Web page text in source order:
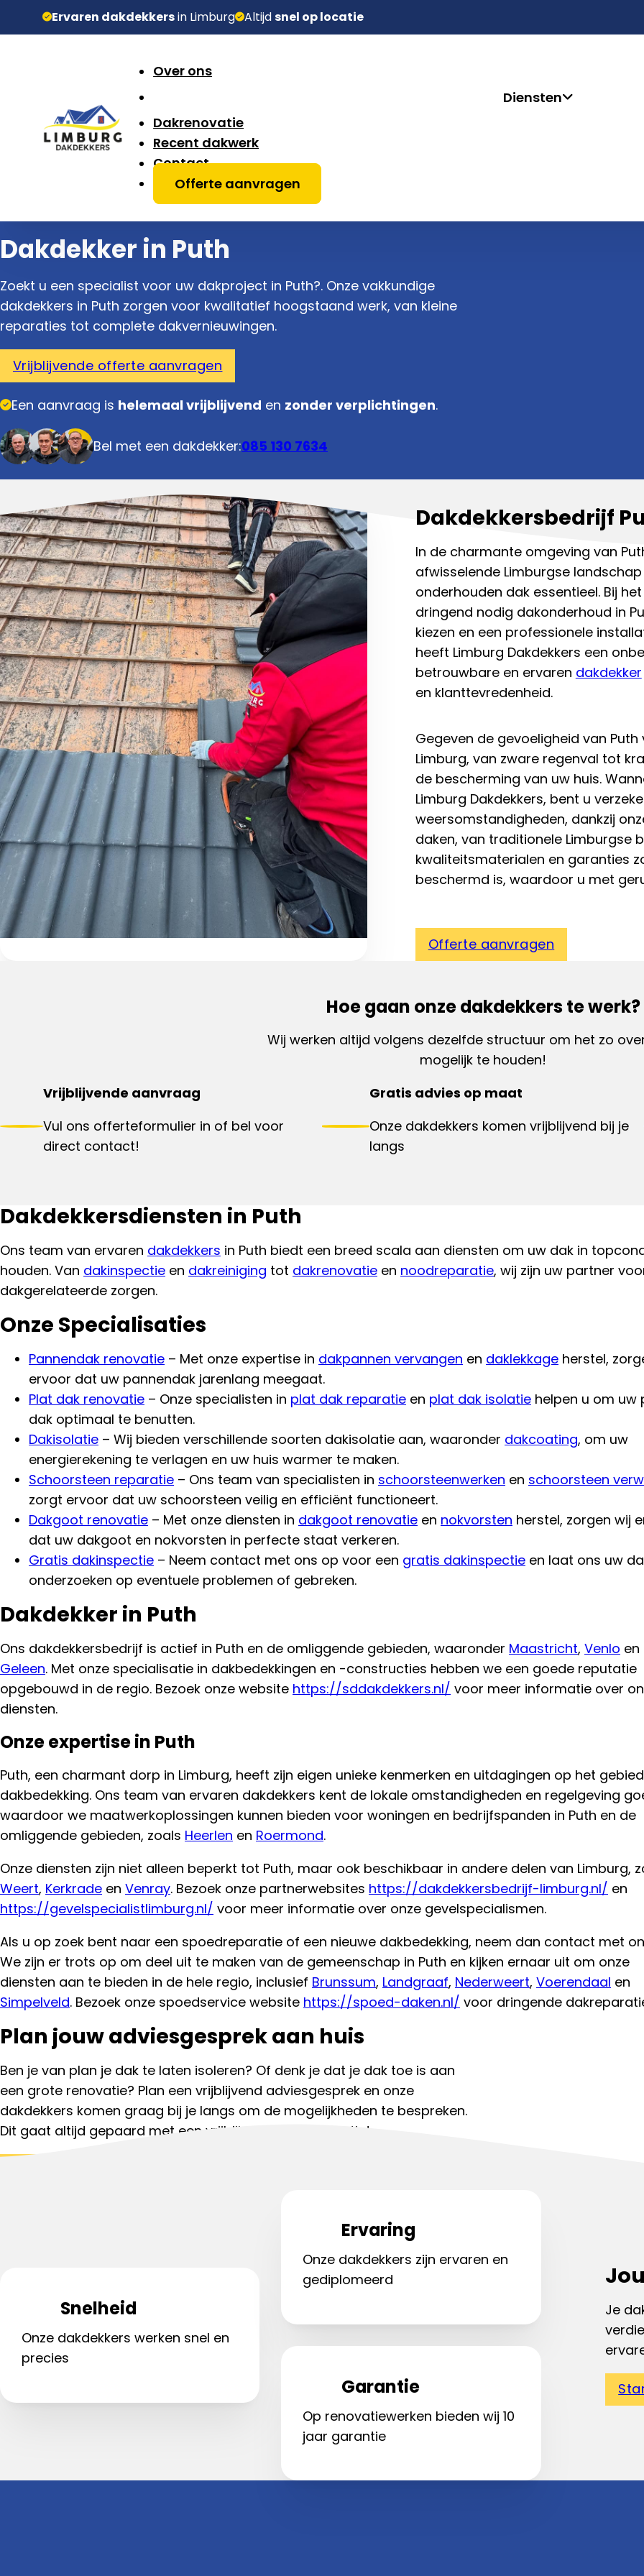
Ervaren dakdekkersin Limburg Altijdsnel op locatie
Over ons
Diensten
Dakrenovatie
Recent dakwerk
Contact
Offerte aanvragen
Dakdekker in Puth
Zoekt u een specialist voor uw dakproject in Puth?. Onze vakkundige
dakdekkers in Puth zorgen voor kwalitatief hoogstaand werk, van kleine
reparaties tot complete dakvernieuwingen.
Vrijblijvende offerte aanvragen
Een aanvraag is helemaal vrijblijvend en zonder verplichtingen.
Bel met een dakdekker:085 130 7634
Dakdekkersbedrijf
In de charmante omgeving van
afwisselende Limburgse
onderhouden dak essentieel. Bij
dringend nodig dakonderhoud in
kiezen en een professionele
heeft Limburg Dakdekkers een
betrouwbare en ervaren dakdekker
en klanttevredenheid.
Gegeven de gevoeligheid van
Limburg, van zware regenval tot
de bescherming van uw huis.
Limburg Dakdekkers, bent u
weersomstandigheden, dankzij
daken, van traditionele Limburgse
kwaliteitsmaterialen en garanties
beschermd is, waardoor u met
Offerte aanvragen
Hoe gaan onze dakdekkers te werk?
Wij werken altijd volgens dezelfde structuur om het zo
mogelijk te houden!
Vrijblijvende aanvraag
Vul ons offerteformulier in of bel voor
direct contact!
Gratis advies op maat
Onze dakdekkers komen vrijblijvend bij je
langs
Dakdekkersdiensten in Puth
Ons team van ervaren dakdekkers in Puth biedt een breed scala aan diensten om uw dak in
houden. Van dakinspectie en dakreiniging tot dakrenovatie en noodreparatie, wij zijn uw partner
dakgerelateerde zorgen.
Onze Specialisaties
Pannendak renovatie – Met onze expertise in dakpannen vervangen en daklekkage herstel,
ervoor dat uw pannendak jarenlang meegaat.
Plat dak renovatie – Onze specialisten in plat dak reparatie en plat dak isolatie helpen u om uw
dak optimaal te benutten.
Dakisolatie – Wij bieden verschillende soorten dakisolatie aan, waaronder dakcoating, om uw
energierekening te verlagen en uw huis warmer te maken.
Schoorsteen reparatie – Ons team van specialisten in schoorsteenwerken en schoorsteen
zorgt ervoor dat uw schoorsteen veilig en efficiënt functioneert.
Dakgoot renovatie – Met onze diensten in dakgoot renovatie en nokvorsten herstel, zorgen wij
dat uw dakgoot en nokvorsten in perfecte staat verkeren.
Gratis dakinspectie – Neem contact met ons op voor een gratis dakinspectie en laat ons uw
onderzoeken op eventuele problemen of gebreken.
Dakdekker in Puth
Ons dakdekkersbedrijf is actief in Puth en de omliggende gebieden, waaronder Maastricht, Venlo en
Geleen. Met onze specialisatie in dakbedekkingen en -constructies hebben we een goede reputatie
opgebouwd in de regio. Bezoek onze website https://sddakdekkers.nl/ voor meer informatie over
diensten.
Onze expertise in Puth
Puth, een charmant dorp in Limburg, heeft zijn eigen unieke kenmerken en uitdagingen op het
dakbedekking. Ons team van ervaren dakdekkers kent de lokale omstandigheden en regelgeving
waardoor we maatwerkoplossingen kunnen bieden voor woningen en bedrijfspanden in Puth en de
omliggende gebieden, zoals Heerlen en Roermond.
Onze diensten zijn niet alleen beperkt tot Puth, maar ook beschikbaar in andere delen van Limburg,
Weert, Kerkrade en Venray. Bezoek onze partnerwebsites https://dakdekkersbedrijf-limburg.nl/ en
https://gevelspecialistlimburg.nl/ voor meer informatie over onze gevelspecialismen.
Als u op zoek bent naar een spoedreparatie of een nieuwe dakbedekking, neem dan contact met
We zijn er trots op om deel uit te maken van de gemeenschap in Puth en kijken ernaar uit om onze
diensten aan te bieden in de hele regio, inclusief Brunssum, Landgraaf, Nederweert, Voerendaal en
Simpelveld. Bezoek onze spoedservice website https://spoed-daken.nl/ voor dringende
Plan jouw adviesgesprek aan huis
Ben je van plan je dak te laten isoleren? Of denk je dat je dak toe is aan
een grote renovatie? Plan een vrijblijvend adviesgesprek en onze
dakdekkers komen graag bij je langs om de mogelijkheden te bespreken.
Dit gaat altijd gepaard met een vrijblijvende dakinspectie!
Snelheid
Onze dakdekkers werken snel en
precies
Ervaring
Onze dakdekkers zijn ervaren en
gediplomeerd
Garantie
Op renovatiewerken bieden wij 10
jaar garantie
Je